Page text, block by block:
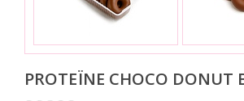
PROTEÏNE CHOCO DONUT